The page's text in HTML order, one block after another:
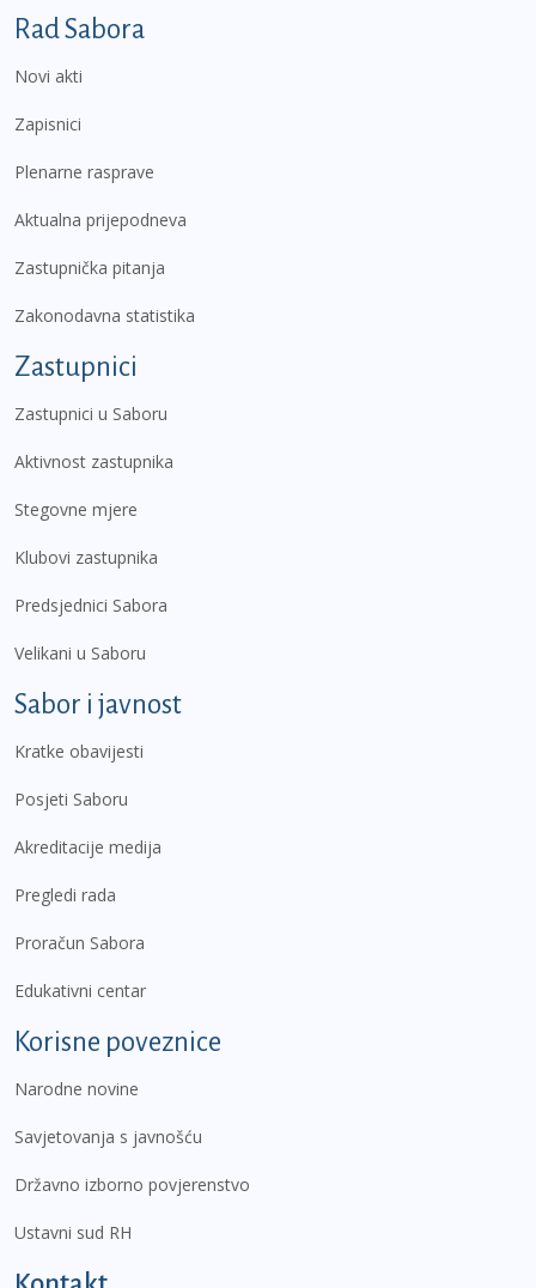
Podnožje prvi izbornik
Rad Sabora
Novi akti
Zapisnici
Plenarne rasprave
Aktualna prijepodneva
Zastupnička pitanja
Zakonodavna statistika
Zastupnici
Zastupnici u Saboru
Aktivnost zastupnika
Stegovne mjere
Klubovi zastupnika
Predsjednici Sabora
Velikani u Saboru
Sabor i javnost
Kratke obavijesti
Posjeti Saboru
Akreditacije medija
Pregledi rada
Proračun Sabora
Edukativni centar
Korisne poveznice
Narodne novine
Savjetovanja s javnošću
Državno izborno povjerenstvo
Ustavni sud RH